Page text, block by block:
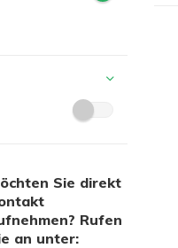
Sie direkt
Rufen
an unter: